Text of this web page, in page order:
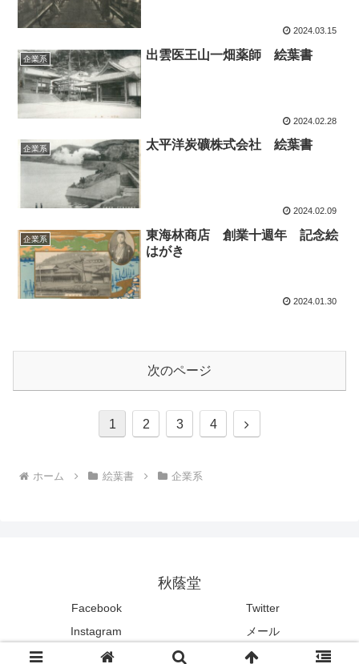
2024.03.15
企業系 出雲医王山一畑薬師 絵葉書
2024.02.28
企業系 太平洋炭礦株式会社 絵葉書
2024.02.09
企業系
東海林商店 創業十週年 記念絵
はがき
2024.01.30
次のページ
1 2 3 4
次
ホーム 絵葉書 企業系
秋蔭堂
Facebook
Twitter
Instagram
メール
© 2022 秋蔭堂.